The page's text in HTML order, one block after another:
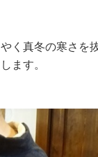
く真冬の寒さを
ます。